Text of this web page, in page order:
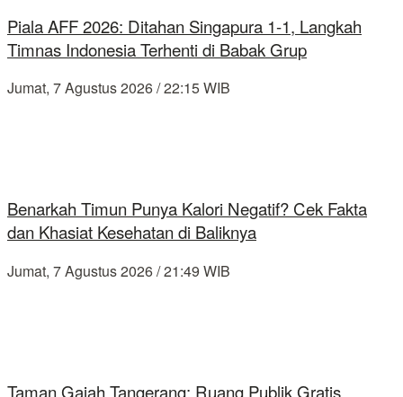
Piala AFF 2026: Ditahan Singapura 1-1, Langkah
Timnas Indonesia Terhenti di Babak Grup
Jumat, 7 Agustus 2026 / 22:15 WIB
Benarkah Timun Punya Kalori Negatif? Cek Fakta
dan Khasiat Kesehatan di Baliknya
Jumat, 7 Agustus 2026 / 21:49 WIB
Taman Gajah Tangerang: Ruang Publik Gratis